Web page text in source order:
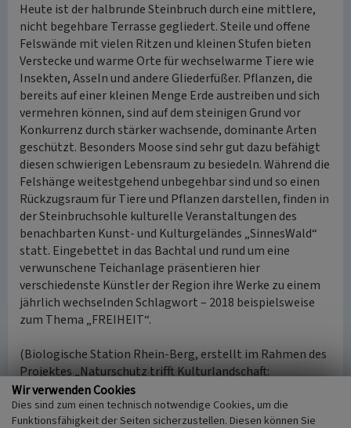
Heute ist der halbrunde Steinbruch durch eine mittlere,
nicht begehbare Terrasse gegliedert. Steile und offene
Felswände mit vielen Ritzen und kleinen Stufen bieten
Verstecke und warme Orte für wechselwarme Tiere wie
Insekten, Asseln und andere Gliederfüßer. Pflanzen, die
bereits auf einer kleinen Menge Erde austreiben und sich
vermehren können, sind auf dem steinigen Grund vor
Konkurrenz durch stärker wachsende, dominante Arten
geschützt. Besonders Moose sind sehr gut dazu befähigt
diesen schwierigen Lebensraum zu besiedeln. Während die
Felshänge weitestgehend unbegehbar sind und so einen
Rückzugsraum für Tiere und Pflanzen darstellen, finden in
der Steinbruchsohle kulturelle Veranstaltungen des
benachbarten Kunst- und Kulturgeländes „SinnesWald“
statt. Eingebettet in das Bachtal und rund um eine
verwunschene Teichanlage präsentieren hier
verschiedenste Künstler der Region ihre Werke zu einem
jährlich wechselnden Schlagwort – 2018 beispielsweise
zum Thema „FREIHEIT“.
(Biologische Station Rhein-Berg, erstellt im Rahmen des
Projektes „Naturschutz trifft Kulturlandschaft:
STEINland“. Ein Projekt im Rahmen des LVR-Netzwerks
Landschaftliche Kulturpflege, 2018)
Wir verwenden Cookies
Dies sind zum einen technisch notwendige Cookies, um die
Funktionsfähigkeit der Seiten sicherzustellen. Diesen können Sie